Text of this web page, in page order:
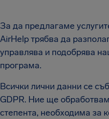
За да предлагаме
AirHelp трябва да
управлява и подобрява
програма.
Всички лични данни се
GDPR. Ние ще
степента, необходима за